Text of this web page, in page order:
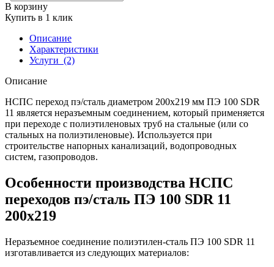
В корзину
Купить в 1 клик
Описание
Характеристики
Услуги (2)
Описание
НСПС переход пэ/сталь диаметром 200х219 мм ПЭ 100 SDR
11 является неразъемным соединением, который применяется
при переходе с полиэтиленовых труб на стальные (или со
стальных на полиэтиленовые). Используется при
строительстве напорных канализаций, водопроводных
систем, газопроводов.
Особенности производства НСПС
переходов пэ/сталь ПЭ 100 SDR 11
200х219
Неразъемное соединение полиэтилен-сталь ПЭ 100 SDR 11
изготавливается из следующих материалов: